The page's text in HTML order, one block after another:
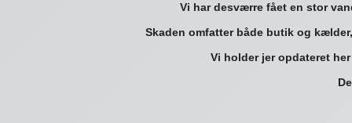
Vi har desværre fået en stor
Skaden omfatter både butik og
Vi holder jer opdateret